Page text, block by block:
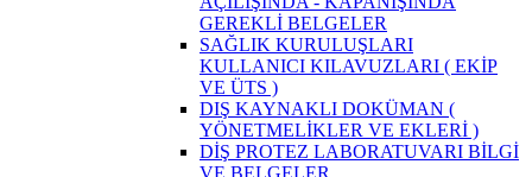
GEREKLİ BELGELER
SAĞLIK KURULUŞLARI
KULLANICI KILAVUZLARI ( EKİP
VE ÜTS )
DIŞ KAYNAKLI DOKÜMAN (
YÖNETMELİKLER VE EKLERİ )
DİŞ PROTEZ LABORATUVARI BİLGİ
VE BELGELER